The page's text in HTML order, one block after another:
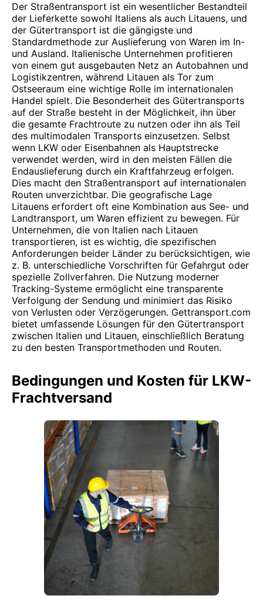
Der Straßentransport ist ein wesentlicher Bestandteil
der Lieferkette sowohl Italiens als auch Litauens, und
der Gütertransport ist die gängigste und
Standardmethode zur Auslieferung von Waren im In-
und Ausland. Italienische Unternehmen profitieren
von einem gut ausgebauten Netz an Autobahnen und
Logistikzentren, während Litauen als Tor zum
Ostseeraum eine wichtige Rolle im internationalen
Handel spielt. Die Besonderheit des Gütertransports
auf der Straße besteht in der Möglichkeit, ihn über
die gesamte Frachtroute zu nutzen oder ihn als Teil
des multimodalen Transports einzusetzen. Selbst
wenn LKW oder Eisenbahnen als Hauptstrecke
verwendet werden, wird in den meisten Fällen die
Endauslieferung durch ein Kraftfahrzeug erfolgen.
Dies macht den Straßentransport auf internationalen
Routen unverzichtbar. Die geografische Lage
Litauens erfordert oft eine Kombination aus See- und
Landtransport, um Waren effizient zu bewegen. Für
Unternehmen, die von Italien nach Litauen
transportieren, ist es wichtig, die spezifischen
Anforderungen beider Länder zu berücksichtigen, wie
z. B. unterschiedliche Vorschriften für Gefahrgut oder
spezielle Zollverfahren. Die Nutzung moderner
Tracking-Systeme ermöglicht eine transparente
Verfolgung der Sendung und minimiert das Risiko
von Verlusten oder Verzögerungen. Gettransport.com
bietet umfassende Lösungen für den Gütertransport
zwischen Italien und Litauen, einschließlich Beratung
zu den besten Transportmethoden und Routen.
Bedingungen und Kosten für LKW-
Frachtversand